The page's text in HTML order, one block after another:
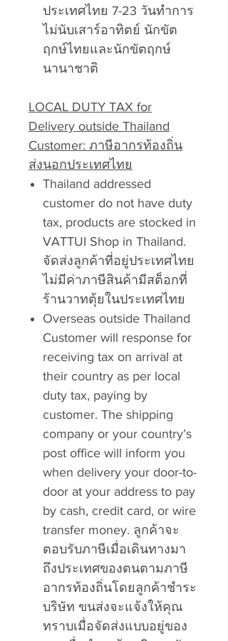
ประเทศไทย 7-23 วันทำการ
ไม่นับเสาร์อาทิตย์ นักขัต
ฤกษ์ไทยและนักขัตฤกษ์
นานาชาติ
LOCAL DUTY TAX for
Delivery outside Thailand
Customer: ภาษีอากรท้องถิ่น
ส่งนอกประเทศไทย
Thailand addressed
customer do not have duty
tax, products are stocked in
VATTUI Shop in Thailand.
จัดส่งลูกค้าที่อยู่ประเทศไทย
ไม่มีค่าภาษีสินค้ามีสต็อกที่
ร้านวาทตุ้ยในประเทศไทย
Overseas outside Thailand
Customer will response for
receiving tax on arrival at
their country as per local
duty tax, paying by
customer. The shipping
company or your country’s
post office will inform you
when delivery your door-to-
door at your address to pay
by cash, credit card, or wire
transfer money. ลูกค้าจะ
ตอบรับภาษีเมื่อเดินทางมา
ถึงประเทศของตนตามภาษี
อากรท้องถิ่นโดยลูกค้าชำระ
บริษัท ขนส่งจะแจ้งให้คุณ
ทราบเมื่อจัดส่งแบบอยู่ของ